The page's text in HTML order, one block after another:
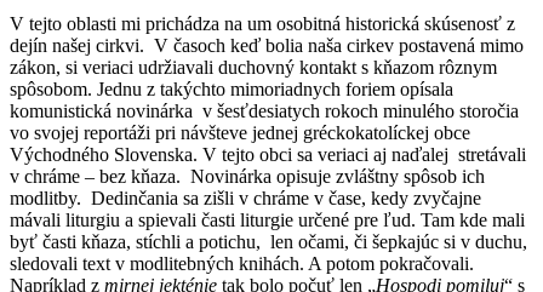
V tejto oblasti mi prichádza na um osobitná historická skúsenosť z
dejín našej cirkvi. V časoch keď bolia naša cirkev postavená mimo
zákon, si veriaci udržiavali duchovný kontakt s kňazom rôznym
spôsobom. Jednu z takýchto mimoriadnych foriem opísala
komunistická novinárka v šesťdesiatych rokoch minulého storočia
vo svojej reportáži pri návšteve jednej gréckokatolíckej obce
Východného Slovenska. V tejto obci sa veriaci aj naďalej stretávali
v chráme – bez kňaza. Novinárka opisuje zvláštny spôsob ich
modlitby. Dedinčania sa zišli v chráme v čase, kedy zvyčajne
mávali liturgiu a spievali časti liturgie určené pre ľud. Tam kde mali
byť časti kňaza, stíchli a potichu, len očami, či šepkajúc si v duchu,
sledovali text v modlitebných knihách. A potom pokračovali.
Napríklad z mirnej jekténie tak bolo počuť len „Hospodi pomiluj“ s